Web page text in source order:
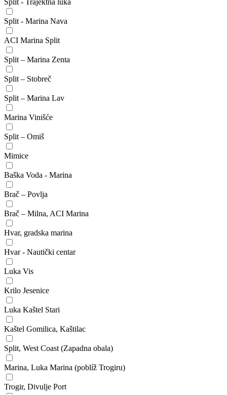
Split - Marina Nava
ACI Marina Split
Split – Marina Zenta
Split – Stobreč
Split – Marina Lav
Marina Vinišće
Split – Omiš
Mimice
Baška Voda - Marina
Brač – Povlja
Brač – Milna, ACI Marina
Hvar, gradska marina
Hvar - Nautički centar
Luka Vis
Krilo Jesenice
Luka Kaštel Stari
Kaštel Gomilica, Kaštilac
Split, West Coast (Zapadna obala)
Marina, Luka Marina (poblíž Trogiru)
Trogir, Divulje Port